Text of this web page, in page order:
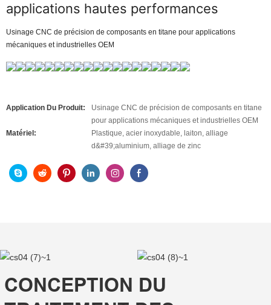
applications hautes performances
Usinage CNC de précision de composants en titane pour applications
mécaniques et industrielles OEM
Application Du Produit:
Usinage CNC de précision de composants en titane
pour applications mécaniques et industrielles OEM
Matériel:
Plastique, acier inoxydable, laiton, alliage
d&#39;aluminium, alliage de zinc
CONCEPTION DU